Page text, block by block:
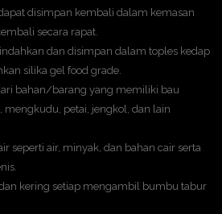
disimpan kembali dalam kemasan
secara rapat.
dan disimpan dalam toples kedap
silika gel food grade.
bahan/barang yang memiliki bau
mengkudu, petai, jengkol, dan lain
seperti air, minyak, dan bahan cair serta
kering setiap mengambil bumbu tabur